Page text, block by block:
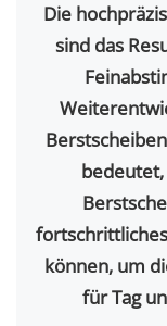
Die
sind das
können, um
für Tag